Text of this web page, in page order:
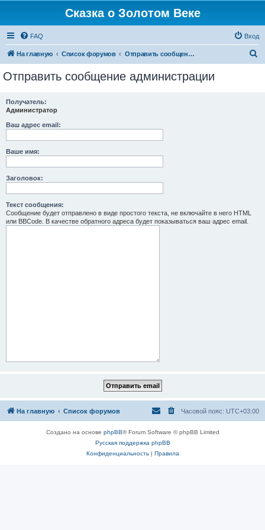
Сказка о Золотом Веке
FAQ Вход
На главную Список форумов Отправить сообщение администрации
Отправить сообщение администрации
Получатель:
Администратор
Ваш адрес email:
Ваше имя:
Заголовок:
Текст сообщения:
Сообщение будет отправлено в виде простого текста, не включайте в него HTML
или BBCode. В качестве обратного адреса будет показываться ваш адрес email.
На главную Список форумов Часовой пояс: UTC+03:00
Создано на основе phpBB® Forum Software © phpBB Limited
Русская поддержка phpBB
Конфиденциальность| Правила